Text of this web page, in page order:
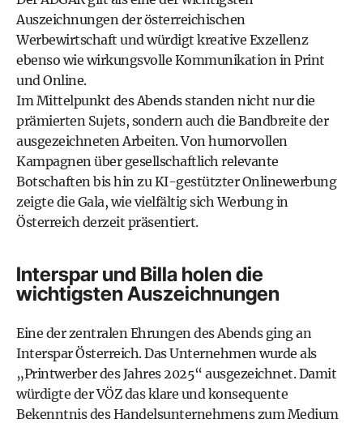
Auszeichnungen der österreichischen
Werbewirtschaft und würdigt kreative Exzellenz
ebenso wie wirkungsvolle Kommunikation in Print
und Online.
Im Mittelpunkt des Abends standen nicht nur die
prämierten Sujets, sondern auch die Bandbreite der
ausgezeichneten Arbeiten. Von humorvollen
Kampagnen über gesellschaftlich relevante
Botschaften bis hin zu KI-gestützter Onlinewerbung
zeigte die Gala, wie vielfältig sich Werbung in
Österreich derzeit präsentiert.
Interspar und Billa holen die
wichtigsten Auszeichnungen
Eine der zentralen Ehrungen des Abends ging an
Interspar Österreich. Das Unternehmen wurde als
„Printwerber des Jahres 2025“ ausgezeichnet. Damit
würdigte der VÖZ das klare und konsequente
Bekenntnis des Handelsunternehmens zum Medium